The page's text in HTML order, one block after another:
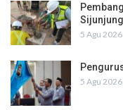
5 Agu 2026
5 Agu 2026